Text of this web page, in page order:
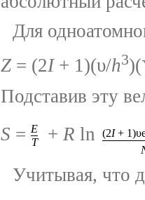
Для
Z = (2I+ 1)(υ/h3)(
Подставив эту
S = E
T+ R ln (2I+
Учитывая, что